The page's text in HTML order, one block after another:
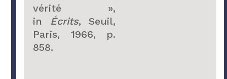
vérité »,
in Écrits, Seuil,
Paris, 1966, p.
858.